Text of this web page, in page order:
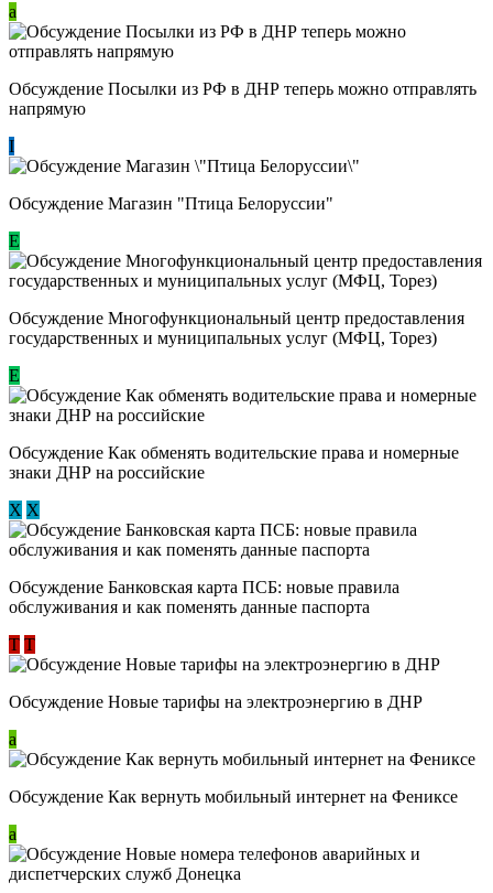
a
Обсуждение Посылки из РФ в ДНР теперь можно отправлять
напрямую
I
Обсуждение Магазин "Птица Белоруссии"
Е
Обсуждение Многофункциональный центр предоставления
государственных и муниципальных услуг (МФЦ, Торез)
E
Обсуждение ​Как обменять водительские права и номерные
знаки ДНР на российские
Х Х
Обсуждение ​Банковская карта ПСБ: новые правила
обслуживания и как поменять данные паспорта
Т Т
Обсуждение Новые тарифы на электроэнергию в ДНР
a
Обсуждение Как вернуть мобильный интернет на Фениксе
a